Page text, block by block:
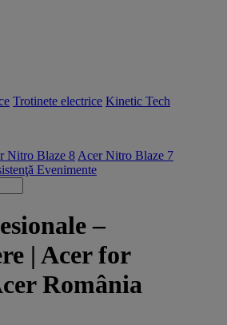
Trotinete electrice Kinetic Tech
Nitro Blaze 8 Acer Nitro Blaze 7
Evenimente
–
| Acer for
România